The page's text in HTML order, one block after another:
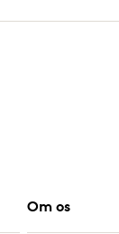
Om os